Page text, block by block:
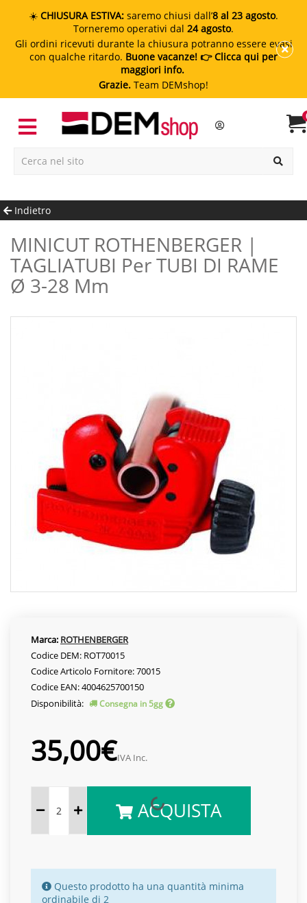
☀️ CHIUSURA ESTIVA: saremo chiusi dall’8 al 23 agosto.
Torneremo operativi dal 24 agosto.
Gli ordini ricevuti durante la chiusura potranno essere evasi
con qualche ritardo. Buone vacanze! 👉 Clicca qui per
maggiori info.
Grazie. Team DEMshop!
Indietro
MINICUT ROTHENBERGER |
TAGLIATUBI Per TUBI DI RAME
Ø 3-28 Mm
Marca: ROTHENBERGER
Codice DEM: ROT70015
Codice Articolo Fornitore: 70015
Codice EAN: 4004625700150
Disponibilità:
Consegna in 5gg
35,00€IVA Inc.
ACQUISTA
Questo prodotto ha una quantità minima
ordinabile di 2